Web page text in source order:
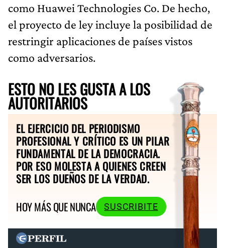
como Huawei Technologies Co. De hecho,
el proyecto de ley incluye la posibilidad de
restringir aplicaciones de países vistos
como adversarios.
ESTO NO LES GUSTA A LOS
AUTORITARIOS
EL EJERCICIO DEL PERIODISMO
PROFESIONAL Y CRÍTICO ES UN PILAR
FUNDAMENTAL DE LA DEMOCRACIA.
POR ESO MOLESTA A QUIENES CREEN
SER LOS DUEÑOS DE LA VERDAD.
HOY MÁS QUE NUNCA
SUSCRIBITE